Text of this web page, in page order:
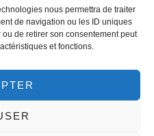
nous permettra de traiter
de navigation ou les ID uniques
de retirer son consentement peut
et fonctions.
Ein Facelift kostet in
während es in Deutschland
Preise für eine
Euro pro Körperregion.
Klinik und Chirurg
Ihnen einen transparenten
Preise All Inclusive